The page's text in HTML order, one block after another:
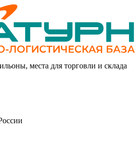
места для торговли и склада